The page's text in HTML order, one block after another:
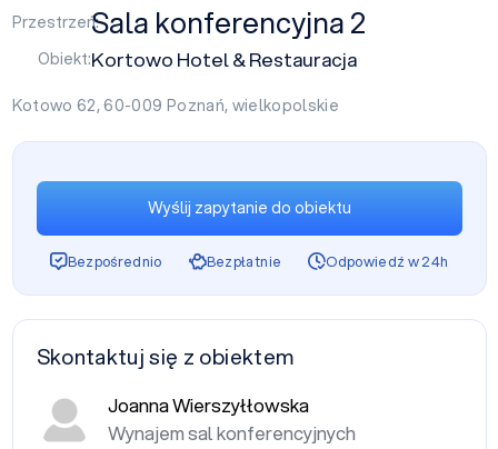
Przestrzeń:Sala konferencyjna 2
Obiekt:Kortowo Hotel & Restauracja
Kotowo 62, 60-009 Poznań, wielkopolskie
Wyślij zapytanie do obiektu
Bezpośrednio Bezpłatnie Odpowiedź w 24h
Skontaktuj się z obiektem
Joanna Wierszyłłowska
Wynajem sal konferencyjnych